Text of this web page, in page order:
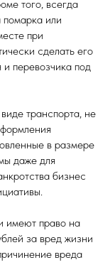
того, всегда
или
при
сделать его
и перевозчика под
транспорта, не
в размере
даже для
бизнес
имеют право на
за вред жизни
вреда